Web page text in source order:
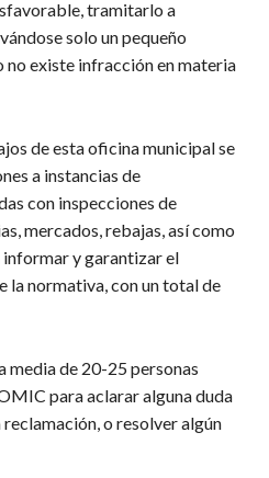
tramitarlo a
solo un pequeño
existe infracción en materia
de esta oficina municipal se
a instancias de
con inspecciones de
mercados, rebajas, así como
informar y garantizar el
normativa, con un total de
media de 20-25 personas
para aclarar alguna duda
reclamación, o resolver algún